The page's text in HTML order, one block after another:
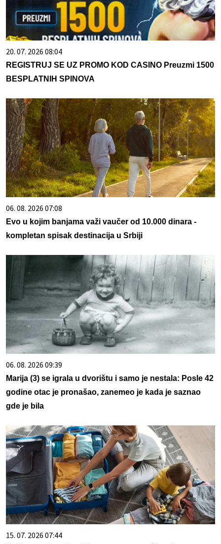
20. 07. 2026 08:04
REGISTRUJ SE UZ PROMO KOD CASINO Preuzmi 1500
BESPLATNIH SPINOVA
06. 08. 2026 07:08
Evo u kojim banjama važi vaučer od 10.000 dinara -
kompletan spisak destinacija u Srbiji
06. 08. 2026 09:39
Marija (3) se igrala u dvorištu i samo je nestala: Posle 42
godine otac je pronašao, zanemeo je kada je saznao
gde je bila
15. 07. 2026 07:44